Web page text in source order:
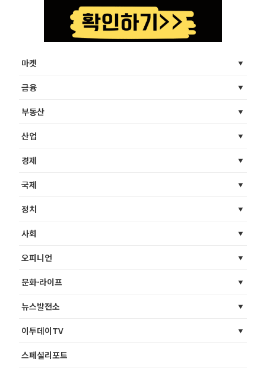
마켓
금융
부동산
산업
경제
국제
정치
사회
오피니언
문화·라이프
뉴스발전소
이투데이TV
스페셜리포트